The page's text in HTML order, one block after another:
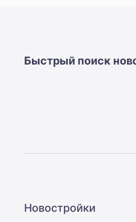
Быстрый поиск
Новостройки